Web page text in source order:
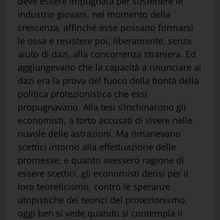
industrie giovani, nel momento della
crescenza, affinché esse possano formarsi
le ossa e resistere poi, liberamente, senza
aiuto di dazi, alla concorrenza straniera. Ed
aggiungevano che la capacità a rinunciare ai
dazi era la prova del fuoco della bontà della
politica protezionistica che essi
propugnavano. Alla tesi s’inchinarono gli
economisti, a torto accusati di vivere nelle
nuvole delle astrazioni. Ma rimanevano
scettici intorno alla effettuazione delle
promesse; e quanto avessero ragione di
essere scettici, gli economisti derisi per il
loro teoreticismo, contro le speranze
utopistiche dei teorici del protezionismo,
oggi ben si vede quando si contempla il